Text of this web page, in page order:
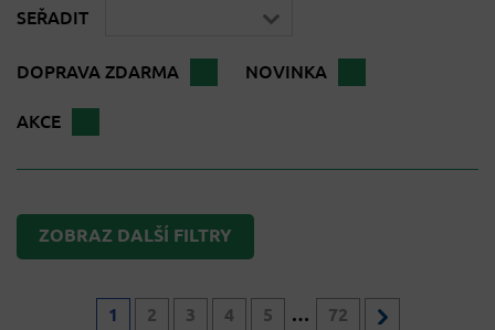
SEŘADIT
DOPRAVA ZDARMA NOVINKA
AKCE
ZOBRAZ DALŠÍ FILTRY
1 2 3 4 5 … 72